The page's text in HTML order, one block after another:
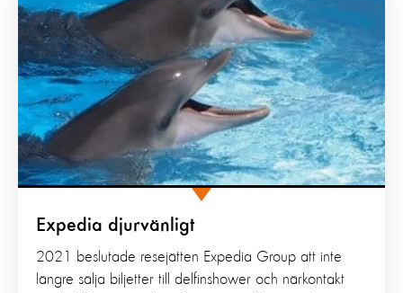
Expedia djurvänligt
2021 beslutade resejätten Expedia Group att inte
längre sälja biljetter till delfinshower och närkontakt